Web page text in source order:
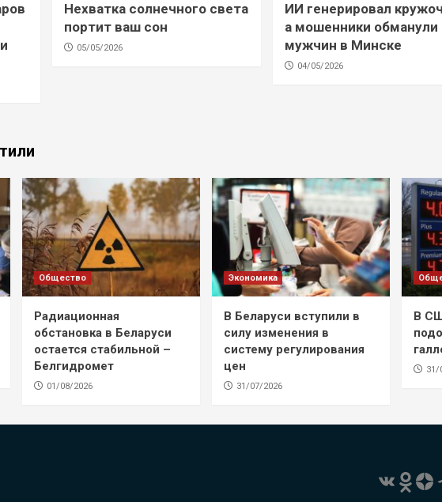
Нехватка солнечного света
портит ваш сон
05/05/2026
ИИ генерировал
а мошенники обманули
мужчин в Минске
04/05/2026
Общество
Радиационная
обстановка в Беларуси
остается стабильной –
Белгидромет
01/08/2026
Экономика
В Беларуси вступили в
силу изменения в
систему регулирования
цен
31/07/2026
В
31/